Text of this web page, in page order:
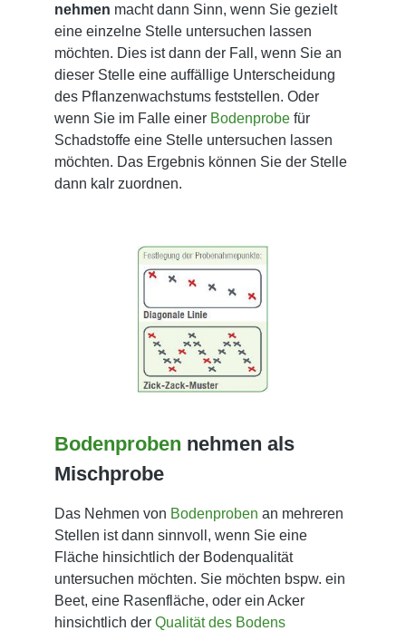
nehmen macht dann Sinn, wenn Sie gezielt
eine einzelne Stelle untersuchen lassen
möchten. Dies ist dann der Fall, wenn Sie an
dieser Stelle eine auffällige Unterscheidung
des Pflanzenwachstums feststellen. Oder
wenn Sie im Falle einer Bodenprobe für
Schadstoffe eine Stelle untersuchen lassen
möchten. Das Ergebnis können Sie der Stelle
dann kalr zuordnen.
Bodenproben nehmen als
Mischprobe
Das Nehmen von Bodenproben an mehreren
Stellen ist dann sinnvoll, wenn Sie eine
Fläche hinsichtlich der Bodenqualität
untersuchen möchten. Sie möchten bspw. ein
Beet, eine Rasenfläche, oder ein Acker
hinsichtlich der Qualität des Bodens